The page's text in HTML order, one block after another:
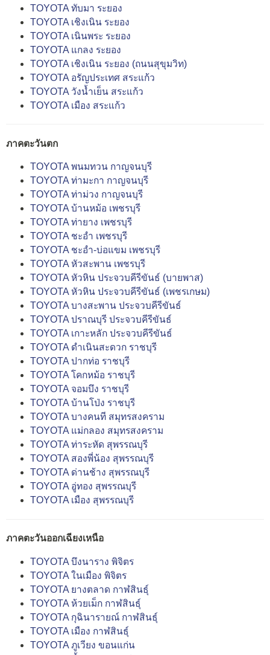
TOYOTA ทับมา ระยอง
TOYOTA เชิงเนิน ระยอง
TOYOTA เนินพระ ระยอง
TOYOTA แกลง ระยอง
TOYOTA เชิงเนิน ระยอง (ถนนสุขุมวิท)
TOYOTA อรัญประเทศ สระแก้ว
TOYOTA วังน้ำเย็น สระแก้ว
TOYOTA เมือง สระแก้ว
ภาคตะวันตก
TOYOTA พนมทวน กาญจนบุรี
TOYOTA ท่ามะกา กาญจนบุรี
TOYOTA ท่าม่วง กาญจนบุรี
TOYOTA บ้านหม้อ เพชรบุรี
TOYOTA ท่ายาง เพชรบุรี
TOYOTA ชะอำ เพชรบุรี
TOYOTA ชะอำ-บ่อแขม เพชรบุรี
TOYOTA หัวสะพาน เพชรบุรี
TOYOTA หัวหิน ประจวบคีรีขันธ์ (บายพาส)
TOYOTA หัวหิน ประจวบคีรีขันธ์ (เพชรเกษม)
TOYOTA บางสะพาน ประจวบคีรีขันธ์
TOYOTA ปราณบุรี ประจวบคีรีขันธ์
TOYOTA เกาะหลัก ประจวบคีรีขันธ์
TOYOTA ดำเนินสะดวก ราชบุรี
TOYOTA ปากท่อ ราชบุรี
TOYOTA โคกหม้อ ราชบุรี
TOYOTA จอมบึง ราชบุรี
TOYOTA บ้านโป่ง ราชบุรี
TOYOTA บางคนที สมุทรสงคราม
TOYOTA แม่กลอง สมุทรสงคราม
TOYOTA ท่าระหัด สุพรรณบุรี
TOYOTA สองพี่น้อง สุพรรณบุรี
TOYOTA ด่านช้าง สุพรรณบุรี
TOYOTA อู่ทอง สุพรรณบุรี
TOYOTA เมือง สุพรรณบุรี
ภาคตะวันออกเฉียงเหนือ
TOYOTA บึงนาราง พิจิตร
TOYOTA ในเมือง พิจิตร
TOYOTA ยางตลาด กาฬสินธุ์
TOYOTA ห้วยเม็ก กาฬสินธุ์
TOYOTA กุฉินารายณ์ กาฬสินธุ์
TOYOTA เมือง กาฬสินธุ์
TOYOTA ภูเวียง ขอนแก่น